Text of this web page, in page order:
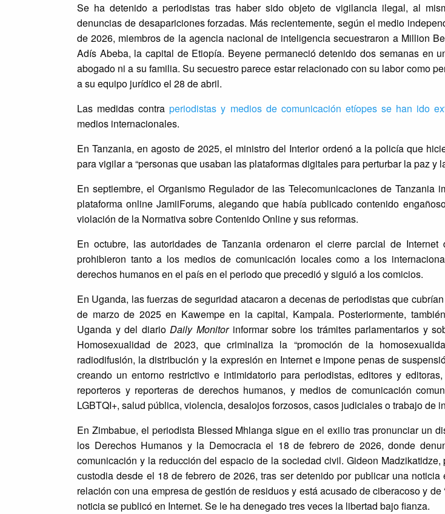
Se ha detenido a periodistas tras haber sido objeto de vigilancia ilegal, al
denuncias de desapariciones forzadas. Más recientemente, según el medio
de 2026, miembros de la agencia nacional de inteligencia secuestraron a Million
Adís Abeba, la capital de Etiopía. Beyene permaneció detenido dos semanas en
abogado ni a su familia. Su secuestro parece estar relacionado con su labor como
a su equipo jurídico el 28 de abril.
Las medidas contraperiodistas y medios de comunicación etíopes se han ido
medios internacionales.
En Tanzania, en agosto de 2025, el ministro del Interior ordenó a la policía que
para vigilar a “personas que usaban las plataformas digitales para perturbar la paz y
En septiembre, el Organismo Regulador de las Telecomunicaciones de Tanzania
plataforma online JamiiForums, alegando que había publicado contenido
violación de la Normativa sobre Contenido Online y sus reformas.
En octubre, las autoridades de Tanzania ordenaron el cierre parcial de
prohibieron tanto a los medios de comunicación locales como a los
derechos humanos en el país en el periodo que precedió y siguió a los comicios.
En Uganda, las fuerzas de seguridad atacaron a decenas de periodistas que
de marzo de 2025 en Kawempe en la capital, Kampala. Posteriormente,
Uganda y del diarioDaily Monitorinformar sobre los trámites parlamentarios y
Homosexualidad de 2023, que criminaliza la “promoción de la
radiodifusión, la distribución y la expresión en Internet e impone penas de
creando un entorno restrictivo e intimidatorio para periodistas, editores y
reporteros y reporteras de derechos humanos, y medios de comunicación
LGBTQI+, salud pública, violencia, desalojos forzosos, casos judiciales o trabajo de
En Zimbabue, el periodista Blessed Mhlanga sigue en el exilio tras pronunciar un
los Derechos Humanos y la Democracia el 18 de febrero de 2026, donde
comunicación y la reducción del espacio de la sociedad civil. Gideon
custodia desde el 18 de febrero de 2026, tras ser detenido por publicar una
relación con una empresa de gestión de residuos y está acusado de ciberacoso y de
noticia se publicó en Internet. Se le ha denegado tres veces la libertad bajo fianza.